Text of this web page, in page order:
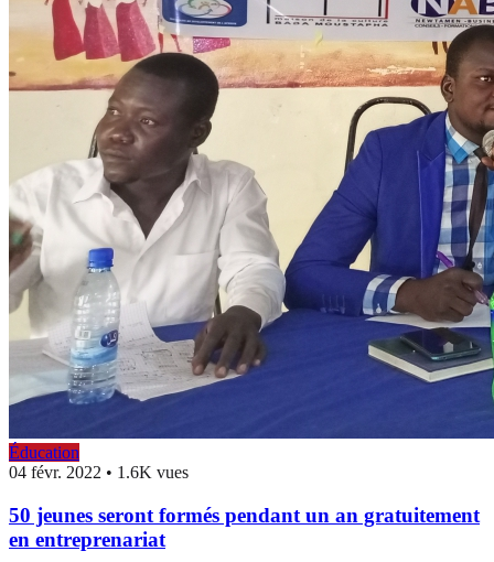
Éducation
04 févr. 2022 • 1.6K vues
50 jeunes seront formés pendant un an gratuitement
en entreprenariat